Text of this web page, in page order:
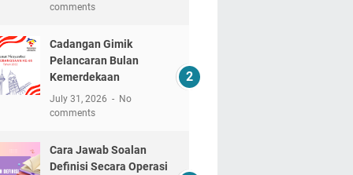
comments
Cadangan Gimik
Pelancaran Bulan
Kemerdekaan
July 31, 2026
No
comments
Cara Jawab Soalan
Definisi Secara Operasi